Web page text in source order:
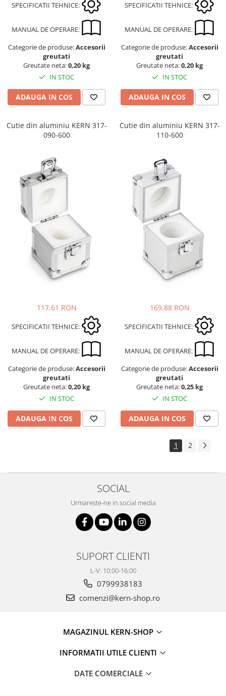
SPECIFICATII TEHNICE:
MANUAL DE OPERARE:
Categorie de produse:Accesorii
greutati
Greutate neta:0,20 kg
IN STOC
ADAUGA IN COS
SPECIFICATII TEHNICE:
MANUAL DE OPERARE:
Categorie de produse:Accesorii
greutati
Greutate neta:0,20 kg
IN STOC
ADAUGA IN COS
Cutie din aluminiu KERN 317-
090-600
117,61 RON
SPECIFICATII TEHNICE:
MANUAL DE OPERARE:
Categorie de produse:Accesorii
greutati
Greutate neta:0,20 kg
IN STOC
ADAUGA IN COS
Cutie din aluminiu KERN 317-
110-600
169,88 RON
SPECIFICATII TEHNICE:
MANUAL DE OPERARE:
Categorie de produse:Accesorii
greutati
Greutate neta:0,25 kg
IN STOC
ADAUGA IN COS
1 2
SOCIAL
Urmareste-ne in social media
SUPORT CLIENTI
L-V: 10:00-16:00
0799938183
comenzi@kern-shop.ro
MAGAZINUL KERN-SHOP
INFORMATII UTILE CLIENTI
DATE COMERCIALE